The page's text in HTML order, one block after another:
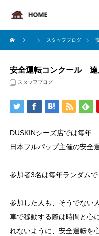
スタッフブログ
安全運転コンクール 達
スタッフブログ
DUSKINシーズ店では毎年
日本フルパップ主催の安全
参加者3名は毎年ランダムで
参加した人も、そうでない
車で移動する際は時間と心
れないように、安全運転を